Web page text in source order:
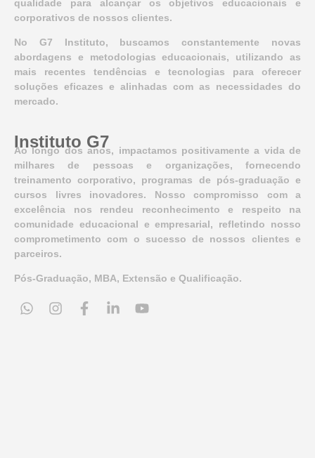
qualidade para alcançar os objetivos educacionais e
corporativos de nossos clientes.
No G7 Instituto, buscamos constantemente novas
abordagens e metodologias educacionais, utilizando as
mais recentes tendências e tecnologias para oferecer
soluções eficazes e alinhadas com as necessidades do
mercado.
Instituto G7
Ao longo dos anos, impactamos positivamente a vida de
milhares de pessoas e organizações, fornecendo
treinamento corporativo, programas de pós-graduação e
cursos livres inovadores. Nosso compromisso com a
excelência nos rendeu reconhecimento e respeito na
comunidade educacional e empresarial, refletindo nosso
comprometimento com o sucesso de nossos clientes e
parceiros.
Pós-Graduação, MBA, Extensão e Qualificação.